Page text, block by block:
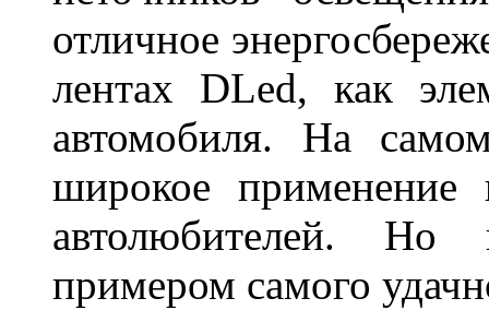
отличное
лентах DLed, как
автомобиля. На
широкое
автолюбителей. Но
примером самого